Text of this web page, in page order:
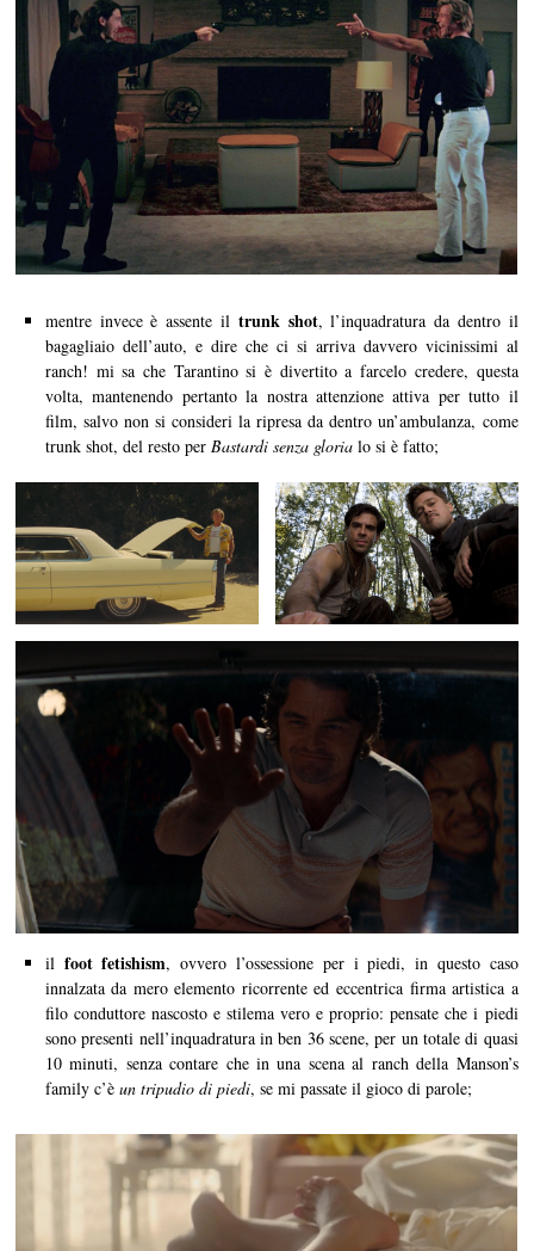
mentre invece è assente il trunk shot, l’inquadratura da dentro il
bagagliaio dell’auto, e dire che ci si arriva davvero vicinissimi al
ranch! mi sa che Tarantino si è divertito a farcelo credere, questa
volta, mantenendo pertanto la nostra attenzione attiva per tutto il
film, salvo non si consideri la ripresa da dentro un’ambulanza, come
trunk shot, del resto per Bastardi senza glorialo si è fatto;
il foot fetishism, ovvero l’ossessione per i piedi, in questo caso
innalzata da mero elemento ricorrente ed eccentrica firma artistica a
filo conduttore nascosto e stilema vero e proprio: pensate che i piedi
sono presenti nell’inquadratura in ben 36 scene, per un totale di quasi
10 minuti, senza contare che in una scena al ranch della Manson’s
family c’è un tripudio di piedi, se mi passate il gioco di parole;